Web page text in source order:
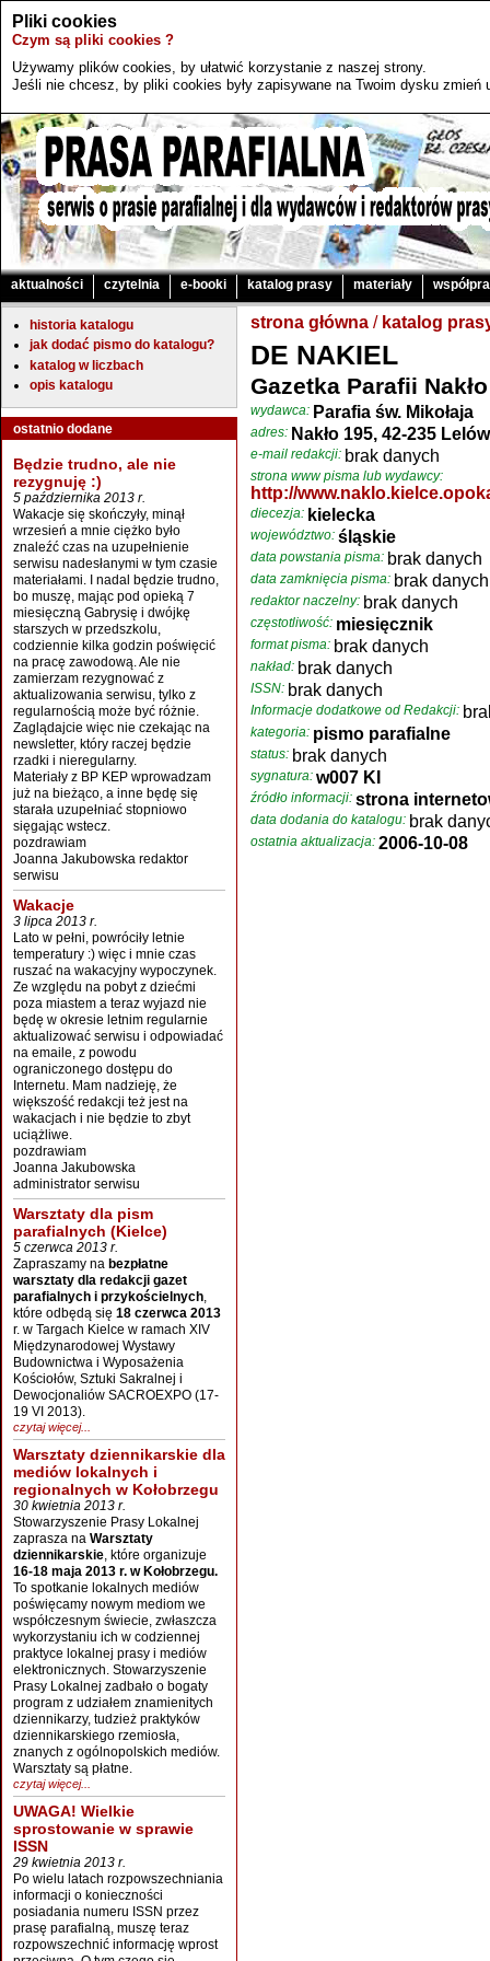
Pliki cookies
Czym są pliki cookies ?
Używamy plików cookies, by ułatwić korzystanie z naszej strony.
Jeśli nie chcesz, by pliki cookies były zapisywane na Twoim dysku zmień
aktualności czytelnia e-booki katalog prasy materiały
historia katalogu
jak dodać pismo do katalogu?
katalog w liczbach
opis katalogu
ostatnio dodane
Będzie trudno, ale nie
rezygnuję :)
5 października 2013 r.
Wakacje się skończyły, minął
wrzesień a mnie ciężko było
znaleźć czas na uzupełnienie
serwisu nadesłanymi w tym czasie
materiałami. I nadal będzie trudno,
bo muszę, mając pod opieką 7
miesięczną Gabrysię i dwójkę
starszych w przedszkolu,
codziennie kilka godzin poświęcić
na pracę zawodową. Ale nie
zamierzam rezygnować z
aktualizowania serwisu, tylko z
regularnością może być różnie.
Zaglądajcie więc nie czekając na
newsletter, który raczej będzie
rzadki i nieregularny.
Materiały z BP KEP wprowadzam
już na bieżąco, a inne będę się
starała uzupełniać stopniowo
sięgając wstecz.
pozdrawiam
Joanna Jakubowska redaktor
serwisu
Wakacje
3 lipca 2013 r.
Lato w pełni, powróciły letnie
temperatury :) więc i mnie czas
ruszać na wakacyjny wypoczynek.
Ze względu na pobyt z dziećmi
poza miastem a teraz wyjazd nie
będę w okresie letnim regularnie
aktualizować serwisu i odpowiadać
na emaile, z powodu
ograniczonego dostępu do
Internetu. Mam nadzieję, że
większość redakcji też jest na
wakacjach i nie będzie to zbyt
uciążliwe.
pozdrawiam
Joanna Jakubowska
administrator serwisu
Warsztaty dla pism
parafialnych (Kielce)
5 czerwca 2013 r.
Zapraszamy na bezpłatne
warsztaty dla redakcji gazet
parafialnych i przykościelnych,
które odbędą się 18 czerwca 2013
r. w Targach Kielce w ramach XIV
Międzynarodowej Wystawy
Budownictwa i Wyposażenia
Kościołów, Sztuki Sakralnej i
Dewocjonaliów SACROEXPO (17-
19 VI 2013).
czytaj więcej...
Warsztaty dziennikarskie dla
mediów lokalnych i
regionalnych w Kołobrzegu
30 kwietnia 2013 r.
Stowarzyszenie Prasy Lokalnej
zaprasza na Warsztaty
dziennikarskie, które organizuje
16-18 maja 2013 r. w Kołobrzegu.
To spotkanie lokalnych mediów
poświęcamy nowym mediom we
współczesnym świecie, zwłaszcza
wykorzystaniu ich w codziennej
praktyce lokalnej prasy i mediów
elektronicznych. Stowarzyszenie
Prasy Lokalnej zadbało o bogaty
program z udziałem znamienitych
dziennikarzy, tudzież praktyków
dziennikarskiego rzemiosła,
znanych z ogólnopolskich mediów.
Warsztaty są płatne.
czytaj więcej...
UWAGA! Wielkie
sprostowanie w sprawie
ISSN
29 kwietnia 2013 r.
Po wielu latach rozpowszechniania
informacji o konieczności
posiadania numeru ISSN przez
prasę parafialną, muszę teraz
rozpowszechnić informację wprost
strona główna / katalog
DE NAKIEL
Gazetka Parafii Nakło
wydawca: Parafia św. Mikołaja
adres: Nakło 195, 42-235 Lelów
e-mail redakcji: brak danych
strona www pisma lub wydawcy:
http://
diecezja: kielecka
województwo: śląskie
data powstania pisma: brak danych
data zamknięcia pisma: brak danych
redaktor naczelny: brak danych
częstotliwość: miesięcznik
format pisma: brak danych
nakład: brak danych
ISSN: brak danych
Informacje dodatkowe od Redakcji:
kategoria: pismo parafialne
status: brak danych
sygnatura: w007 KI
źródło informacji: strona
data dodania do katalogu: brak
ostatnia aktualizacja: 2006-10-08